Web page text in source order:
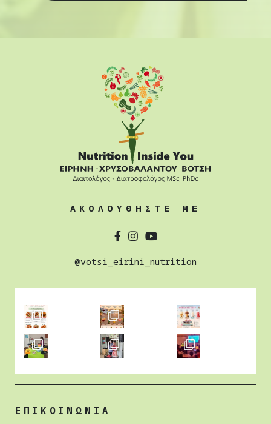
ΑΚΟΛΟΥΘΗΣΤΕ ΜΕ
@votsi_eirini_nutrition
ΕΠΙΚΟΙΝΩΝΙΑ